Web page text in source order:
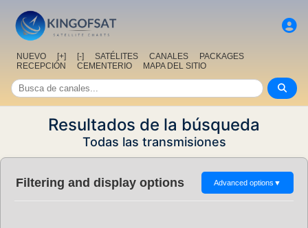
NUEVO [+] [-] SATÉLITES CANALES
PACKAGES
RECEPCIÓN
CEMENTERIO MAPA DEL SITIO
Resultados de la búsqueda
Todas las transmisiones
Filtering and display options Advanced options ▼